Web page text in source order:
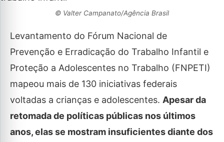
© Valter Campanato/Agência Brasil
Levantamento do Fórum Nacional de
Prevenção e Erradicação do Trabalho Infantil e
Proteção a Adolescentes no Trabalho (FNPETI)
mapeou mais de 130 iniciativas federais
voltadas a crianças e adolescentes. Apesar da
retomada de políticas públicas nos últimos
anos, elas se mostram insuficientes diante dos